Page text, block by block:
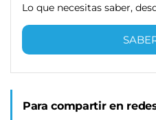
Lo que necesitas saber,
Para compartir en